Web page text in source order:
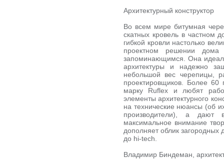
Архитектурный конструктор
Во всем мире битумная
скатных кровель в частном
гибкой кровли настолько
проектном решении дома
запоминающимся. Она
архитектуры и надежно
небольшой вес черепицы,
проектировщиков. Более 60
марку Ruflex и любят
элементы архитектурного
на технические нюансы (об
производители), а дают
максимальное внимание
дополняет облик загородных
до hi-tech.
Владимир Биндеман,